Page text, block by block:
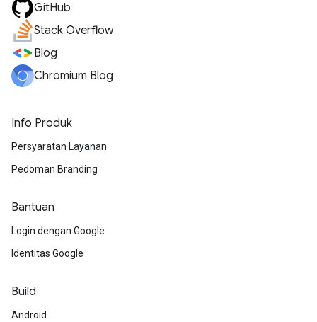
GitHub
Stack Overflow
Blog
Chromium Blog
Info Produk
Persyaratan Layanan
Pedoman Branding
Bantuan
Login dengan Google
Identitas Google
Build
Android